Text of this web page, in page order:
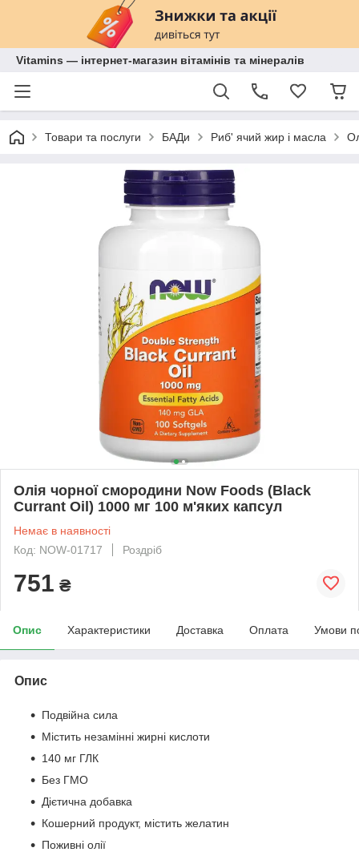
Vitamins — інтернет-магазин вітамінів та мінералів
Товари та послуги БАДи Риб' ячий жир і масла
Олія чорної смородини Now Foods (Black
Currant Oil) 1000 мг 100 м'яких капсул
Немає в наявності
Код: NOW-01717
Роздріб
751 ₴
Опис Характеристики Доставка Оплата Умови
Опис
Подвійна сила
Містить незамінні жирні кислоти
140 мг ГЛК
Без ГМО
Дієтична добавка
Кошерний продукт, містить желатин
Поживні олії